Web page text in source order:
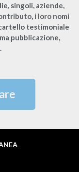
singoli, aziende,
i loro nomi
testimoniale
pubblicazione,